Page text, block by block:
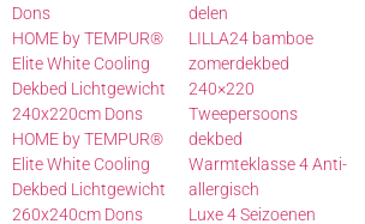
Dons
HOME by TEMPUR®
Elite White Cooling
Dekbed Lichtgewicht
240x220cm Dons
HOME by TEMPUR®
Elite White Cooling
Dekbed Lichtgewicht
260x240cm Dons
delen
LILLA24 bamboe
zomerdekbed
240×220
Tweepersoons
dekbed
Warmteklasse 4 Anti-
allergisch
Luxe 4 Seizoenen